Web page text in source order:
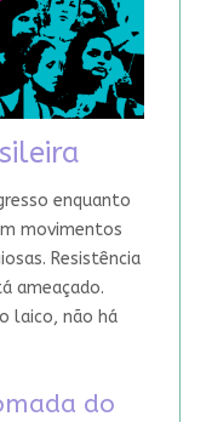
enquanto
movimentos
Resistência
ameaçado.
laico, não há
do